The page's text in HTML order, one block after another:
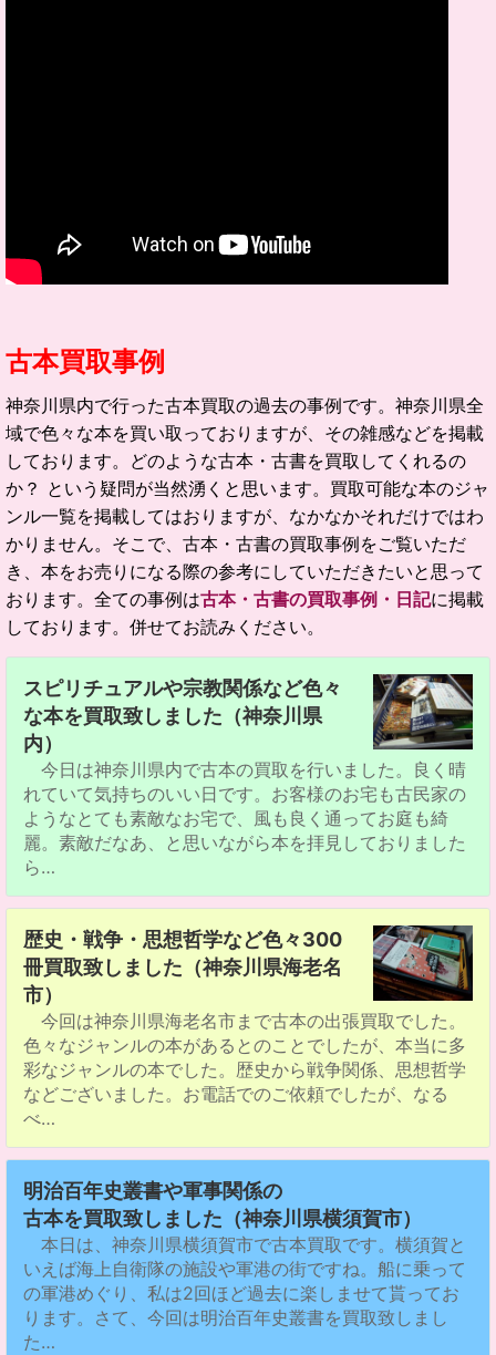
古本買取事例
神奈川県内で行った古本買取の過去の事例です。神奈川県全
域で色々な本を買い取っておりますが、その雑感などを掲載
しております。どのような古本・古書を買取してくれるの
か？ という疑問が当然湧くと思います。買取可能な本のジャ
ンル一覧を掲載してはおりますが、なかなかそれだけではわ
かりません。そこで、古本・古書の買取事例をご覧いただ
き、本をお売りになる際の参考にしていただきたいと思って
おります。全ての事例は古本・古書の買取事例・日記に掲載
しております。併せてお読みください。
スピリチュアルや宗教関係など色々
な本を買取致しました（神奈川県
内）
今日は神奈川県内で古本の買取を行いました。良く晴
れていて気持ちのいい日です。お客様のお宅も古民家の
ようなとても素敵なお宅で、風も良く通ってお庭も綺
麗。素敵だなあ、と思いながら本を拝見しておりました
ら…
歴史・戦争・思想哲学など色々300
冊買取致しました（神奈川県海老名
市）
今回は神奈川県海老名市まで古本の出張買取でした。
色々なジャンルの本があるとのことでしたが、本当に多
彩なジャンルの本でした。歴史から戦争関係、思想哲学
などございました。お電話でのご依頼でしたが、なる
べ…
明治百年史叢書や軍事関係の
古本を買取致しました（神奈川県横須賀市）
本日は、神奈川県横須賀市で古本買取です。横須賀と
いえば海上自衛隊の施設や軍港の街ですね。船に乗って
の軍港めぐり、私は2回ほど過去に楽しませて貰ってお
ります。さて、今回は明治百年史叢書を買取致しまし
た…